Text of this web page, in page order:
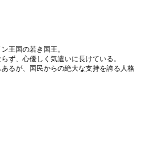
王国の若き国王。
ず、心優しく気遣いに長けている。
るが、国民からの絶大な支持を誇る人格